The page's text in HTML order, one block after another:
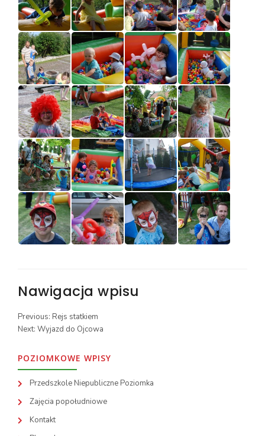
Nawigacja wpisu
Previous: Rejs statkiem
Next: Wyjazd do Ojcowa
POZIOMKOWE WPISY
Przedszkole Niepubliczne Poziomka
Zajęcia popołudniowe
Kontakt